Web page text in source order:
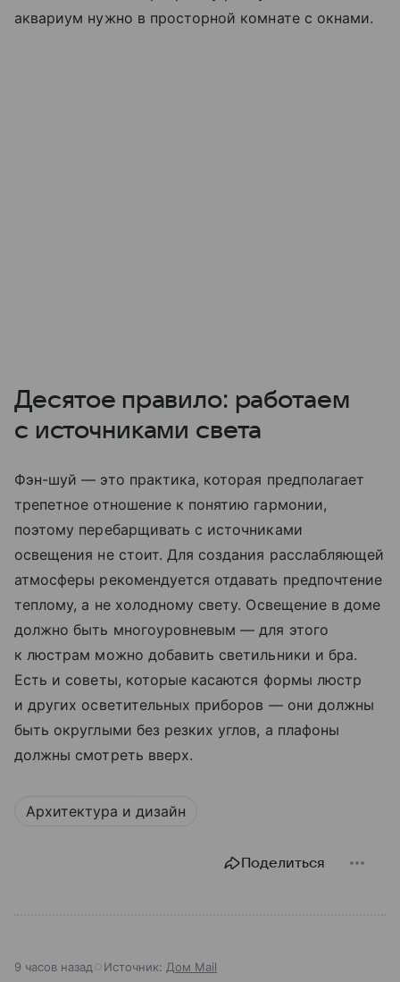
аквариум нужно в просторной комнате с окнами.
Десятое правило: работаем
с источниками света
Фэн-шуй — это практика, которая предполагает
трепетное отношение к понятию гармонии,
поэтому перебарщивать с источниками
освещения не стоит. Для создания расслабляющей
атмосферы рекомендуется отдавать предпочтение
теплому, а не холодному свету. Освещение в доме
должно быть многоуровневым — для этого
к люстрам можно добавить светильники и бра.
Есть и советы, которые касаются формы люстр
и других осветительных приборов — они должны
быть округлыми без резких углов, а плафоны
должны смотреть вверх.
Архитектура и дизайн
Поделиться
9 часов назад Источник: Дом Mail